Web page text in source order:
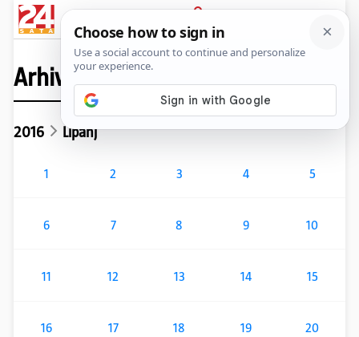
PRIJAVA
News
Arhiva
2016 Lipanj
1 2 3 4 5
6 7 8 9 10
11 12 13 14 15
16 17 18 19 20